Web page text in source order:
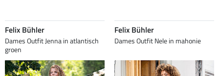
Felix Bühler
Dames Outfit Jenna in atlantisch
groen
Felix Bühler
Dames Outfit Nele in mahonie